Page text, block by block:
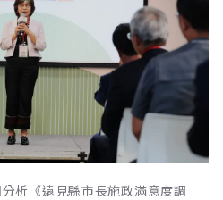
析《遠見縣市長施政滿意度調